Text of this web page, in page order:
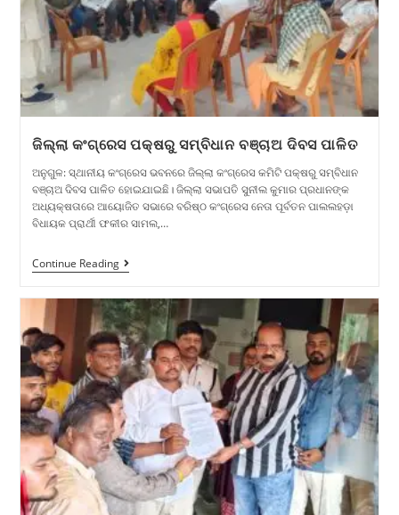
ଜିଲ୍ଲା କଂଗ୍ରେସ ପକ୍ଷରୁ ସମ୍ବିଧାନ ବଞ୍ଚାଅ ଦିବସ ପାଳିତ
ଅନୁଗୁଳ: ସ୍ଥାନୀୟ କଂଗ୍ରେସ ଭବନରେ ଜିଲ୍ଲା କଂଗ୍ରେସ କମିଟି ପକ୍ଷରୁ ସମ୍ବିଧାନ
ବଞ୍ଚାଅ ଦିବସ ପାଳିତ ହୋଇଯାଇଛି। ଜିଲ୍ଲା ସଭାପତି ସୁନୀଲ କୁମାର ପ୍ରଧାନଙ୍କ
ଅଧ୍ୟକ୍ଷତାରେ ଆୟୋଜିତ ସଭାରେ ବରିଷ୍ଠ କଂଗ୍ରେସ ନେତା ପୂର୍ବତନ ପାଲଲହଡ଼ା
ବିଧାୟକ ପ୍ରାର୍ଥୀ ଫକୀର ସାମଲ,…
Continue Reading